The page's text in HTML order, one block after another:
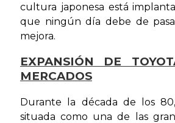
cultura japonesa está
que ningún día debe de
mejora.
EXPANSIÓN DE
MERCADOS
Durante la década de los
situada como una de las